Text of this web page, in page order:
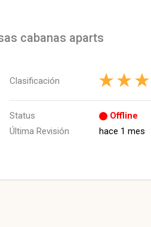
cabanas aparts
Clasificación
Status
Offline
Última Revisión
hace 1 mes